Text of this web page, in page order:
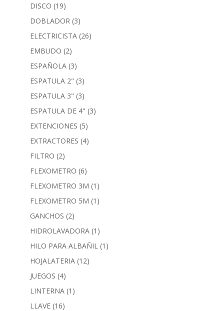
DISCO (19)
DOBLADOR (3)
ELECTRICISTA (26)
EMBUDO (2)
ESPAÑOLA (3)
ESPATULA 2" (3)
ESPATULA 3" (3)
ESPATULA DE 4" (3)
EXTENCIONES (5)
EXTRACTORES (4)
FILTRO (2)
FLEXOMETRO (6)
FLEXOMETRO 3M (1)
FLEXOMETRO 5M (1)
GANCHOS (2)
HIDROLAVADORA (1)
HILO PARA ALBAÑIL (1)
HOJALATERIA (12)
JUEGOS (4)
LINTERNA (1)
LLAVE (16)